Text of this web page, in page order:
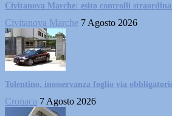
Civitanova Marche: esito controlli
Civitanova Marche 7 Agosto 2026
Tolentino, inosservanza foglio via
Cronaca 7 Agosto 2026